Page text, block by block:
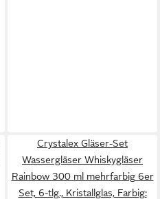
Crystalex Gläser-Set
Wassergläser Whiskygläser
Rainbow 300 ml mehrfarbig 6er
Set, 6-tlg., Kristallglas, Farbig: